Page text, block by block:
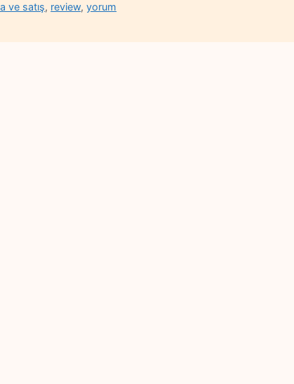
ve satış, review,yorum